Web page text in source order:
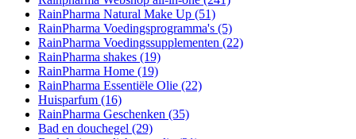
RainPharma Natural Make Up (51)
RainPharma Voedingsprogramma's (5)
RainPharma Voedingssupplementen (22)
RainPharma shakes (19)
RainPharma Home (19)
RainPharma Essentiële Olie (22)
Huisparfum (16)
RainPharma Geschenken (35)
Bad en douchegel (29)